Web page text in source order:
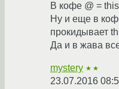
В кофе @ = this
Ну и еще в
прокидывает
Да и в жава
mystery ★★
23.07.2016